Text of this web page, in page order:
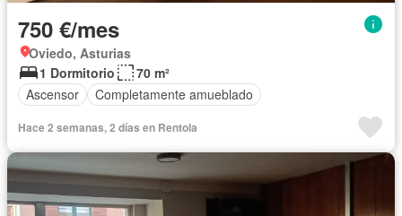
750 €/mes
Oviedo, Asturias
1 Dormitorio
70 m²
Ascensor
Completamente amueblado
Hace 2 semanas, 2 días en Rentola